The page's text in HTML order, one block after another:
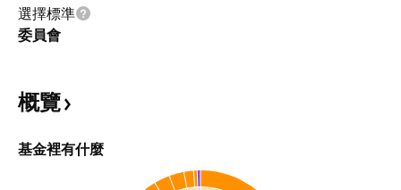
選擇標準
委員會
概覽
基金裡有什麼